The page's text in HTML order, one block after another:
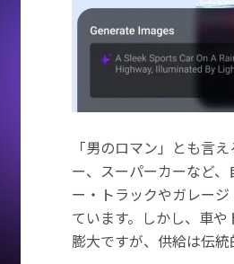
「男のロマン」とも言
ー、スーパーカーなど
ー・トラックやガレー
ています。しかし、車
膨大ですが、供給は伝